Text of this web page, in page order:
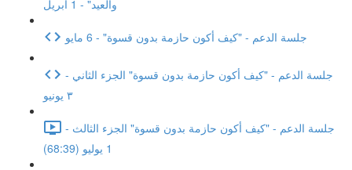
والعيد" - 1 ابريل
جلسة الدعم - "كيف أكون حازمة بدون قسوة" - 6 مايو
جلسة الدعم - "كيف أكون حازمة بدون قسوة" الجزء الثاني -
٣ يونيو
جلسة الدعم - "كيف أكون حازمة بدون قسوة" الجزء الثالث -
1 يوليو (68:39)